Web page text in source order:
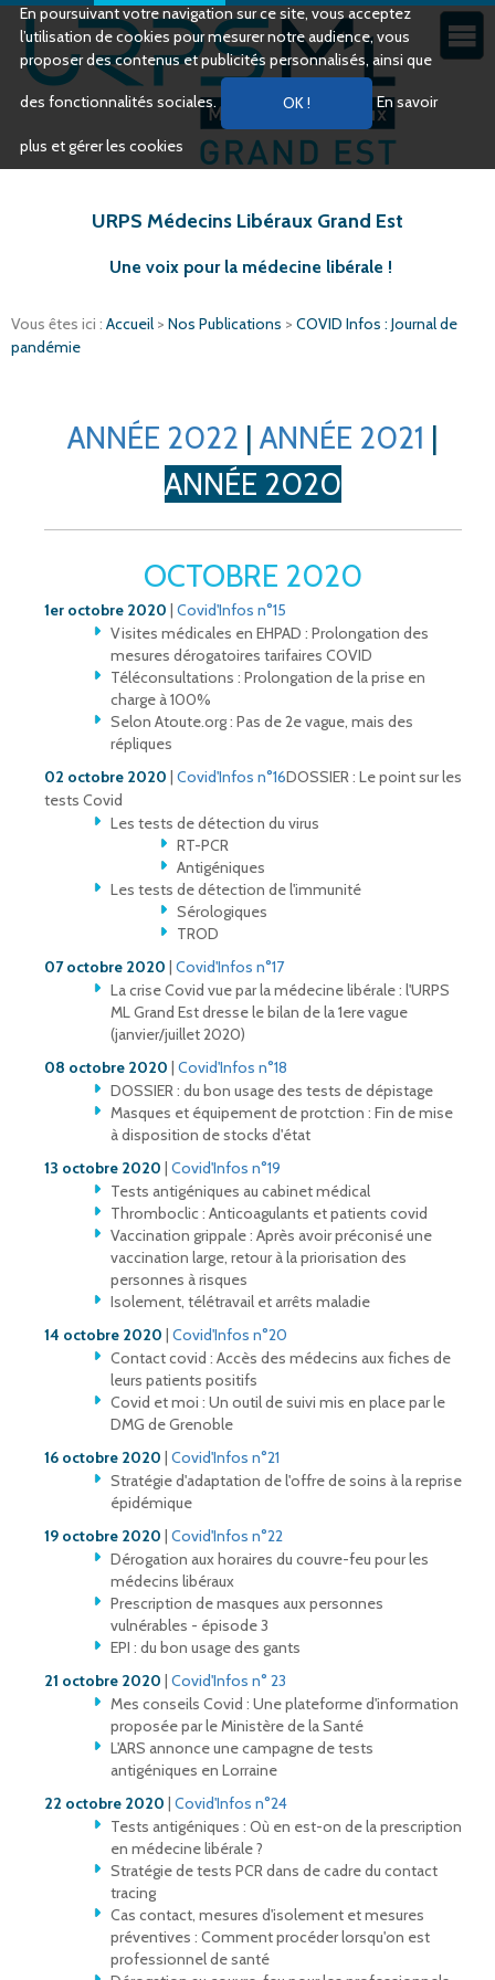
En poursuivant votre navigation sur ce site, vous acceptez
l’utilisation de cookies pour mesurer notre audience, vous
proposer des contenus et publicités personnalisés, ainsi que
des fonctionnalités sociales. En savoir
plus et gérer les cookies
URPS Médecins Libéraux Grand Est
Une voix pour la médecine libérale !
Vous êtes ici : Accueil > Nos Publications > COVID Infos : Journal de
pandémie
ANNÉE 2022 | ANNÉE 2021 |
ANNÉE 2020
OCTOBRE 2020
1er octobre 2020 | Covid'Infos n°15
Visites médicales en EHPAD : Prolongation des
mesures dérogatoires tarifaires COVID
Téléconsultations : Prolongation de la prise en
charge à 100%
Selon Atoute.org : Pas de 2e vague, mais des
répliques
02 octobre 2020 | Covid'Infos n°16DOSSIER : Le point sur les
tests Covid
Les tests de détection du virus
RT-PCR
Antigéniques
Les tests de détection de l'immunité
Sérologiques
TROD
07 octobre 2020 | Covid'Infos n°17
La crise Covid vue par la médecine libérale : l'URPS
ML Grand Est dresse le bilan de la 1ere vague
(janvier/juillet 2020)
08 octobre 2020 | Covid'Infos n°18
DOSSIER : du bon usage des tests de dépistage
Masques et équipement de protction : Fin de mise
à disposition de stocks d'état
13 octobre 2020 | Covid'Infos n°19
Tests antigéniques au cabinet médical
Thromboclic : Anticoagulants et patients covid
Vaccination grippale : Après avoir préconisé une
vaccination large, retour à la priorisation des
personnes à risques
Isolement, télétravail et arrêts maladie
14 octobre 2020 | Covid'Infos n°20
Contact covid : Accès des médecins aux fiches de
leurs patients positifs
Covid et moi : Un outil de suivi mis en place par le
DMG de Grenoble
16 octobre 2020 | Covid'Infos n°21
Stratégie d'adaptation de l'offre de soins à la reprise
épidémique
19 octobre 2020 | Covid'Infos n°22
Dérogation aux horaires du couvre-feu pour les
médecins libéraux
Prescription de masques aux personnes
vulnérables - épisode 3
EPI : du bon usage des gants
21 octobre 2020 | Covid'Infos n° 23
Mes conseils Covid : Une plateforme d'information
proposée par le Ministère de la Santé
L'ARS annonce une campagne de tests
antigéniques en Lorraine
22 octobre 2020 | Covid'Infos n°24
Tests antigéniques : Où en est-on de la prescription
en médecine libérale ?
Stratégie de tests PCR dans de cadre du contact
tracing
Cas contact, mesures d'isolement et mesures
préventives : Comment procéder lorsqu'on est
professionnel de santé